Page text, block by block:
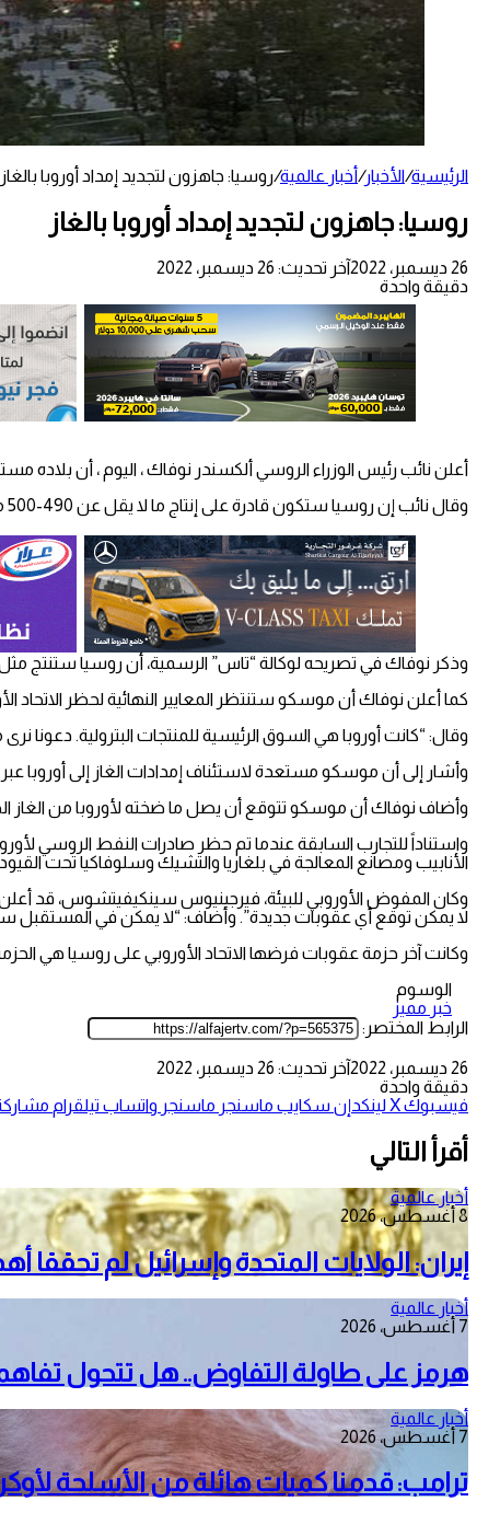
الرئيسية/الأخبار/أخبار عالمية/روسيا: جاهزون لتجديد إمداد أوروبا بالغاز
روسيا: جاهزون لتجديد إمداد أوروبا بالغاز
26 ديسمبر، 2022
آخر تحديث: 26 ديسمبر، 2022
دقيقة واحدة
أعلن نائب رئيس الوزراء الروسي ألكسندر نوفاك ، اليوم ، أن بلاده
وقال نائب إن روسيا ستكون قادرة على إنتاج ما لا يقل عن 490-500 مليون طن من النفط في عام 2023.
وذكر نوفاك في تصريحه لوكالة “تاس” الرسمية، أن روسيا ستنتج
كما أعلن نوفاك أن موسكو ستنتظر المعايير النهائية لحظر الاتحاد
وقال: “كانت أوروبا هي السوق الرئيسية للمنتجات البترولية. دعونا
وأشار إلى أن موسكو مستعدة لاستئناف إمدادات الغاز إلى أوروبا عبر
وأضاف نوفاك أن موسكو تتوقع أن يصل ما ضخته لأوروبا من الغاز الطبيعي المسال خلال
واستناداً للتجارب السابقة عندما تم حظر صادرات النفط الروسي
الأنابيب ومصانع المعالجة في بلغاريا والتشيك وسلوفاكيا تحت القيود.
وكان المفوض الأوروبي للبيئة، فيرجينيوس سينكيفيتشوس، قد أعلن
لا يمكن توقع أي عقوبات جديدة”. وأضاف: “لا يمكن في المستقبل
وكانت آخر حزمة عقوبات فرضها الاتحاد الأوروبي على روسيا هي الحزمة
الوسوم
خبر مميز
الرابط المختصر:
26 ديسمبر، 2022
آخر تحديث: 26 ديسمبر، 2022
دقيقة واحدة
فيسبوك‫Xلينكدإن سكايب ماسنجر ماسنجر واتساب تيلقرام مشاركة
أقرأ التالي
أخبار عالمية
8 أغسطس، 2026
إيران: الولايات المتحدة وإسرائيل لم تحققا
أخبار عالمية
7 أغسطس، 2026
هرمز على طاولة التفاوض.. هل تتحول
أخبار عالمية
7 أغسطس، 2026
ترامب: قدمنا كميات هائلة من الأسلحة